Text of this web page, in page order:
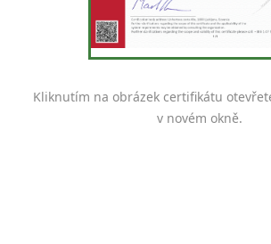
Kliknutím na obrázek certifikátu
v novém okně.